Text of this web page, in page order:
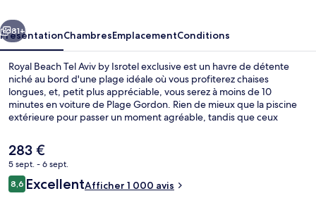
by
Isrotel
exclusive
Literie de qualité supérieure, couette
Suivant
81+
PrésentationChambresEmplacementConditions
Royal Beach Tel Aviv by Isrotel exclusive est un havre de détente
niché au bord d'une plage idéale où vous profiterez chaises
longues, et, petit plus appréciable, vous serez à moins de 10
minutes en voiture de Plage Gordon. Rien de mieux que la piscine
extérieure pour passer un moment agréable, tandis que ceux
des enveloppements corporels et des soins d'aromathérapie. Le
café est idéal pour manger un bout, à moins que vous ne préfériez
prendre une boisson fraiche au bar/salon. Parmi les autres petits
avantages de cet hébergement figurent une salle de fitness, un
sauna et un hammam. Le personnel attentionné et la présentation
Le
prix
actuel
est
283 €
5 sept. - 6 sept.
Avis
voyageurs
8,68,6 sur 10
ExcellentAfficher 1 000 avis